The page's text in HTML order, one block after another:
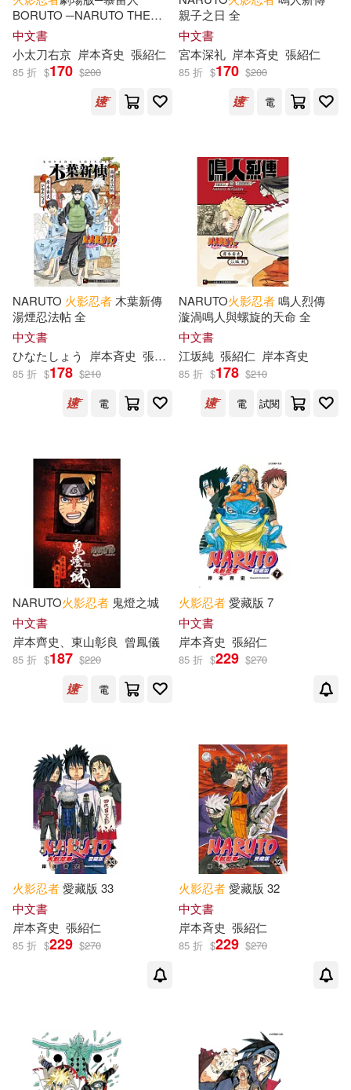
BORUTO ─NARUTO THE
MOVIE─ 全
中文書
小太刀右京 岸本斉史 張紹仁
85 折 $170 $200
親子之日 全
中文書
宮本深礼 岸本斉史 張紹仁
85 折 $170 $200
電
NARUTO 火影忍者 木葉新傳
湯煙忍法帖 全
中文書
ひなたしょう
岸本斉史 張紹仁
85 折 $178 $210
電
NARUTO火影忍者鳴人烈傳
漩渦鳴人與螺旋的天命 全
中文書
江坂純 張紹仁 岸本斉史
85 折 $178 $210
電
試閱
NARUTO火影忍者 鬼燈之城
中文書
岸本齊史、東山彰良 曾鳳儀
85 折 $187 $220
電
火影忍者愛藏版 7
中文書
岸本斉史 張紹仁
85 折 $229 $270
火影忍者愛藏版 33
中文書
岸本斉史 張紹仁
85 折 $229 $270
火影忍者愛藏版 32
中文書
岸本斉史 張紹仁
85 折 $229 $270